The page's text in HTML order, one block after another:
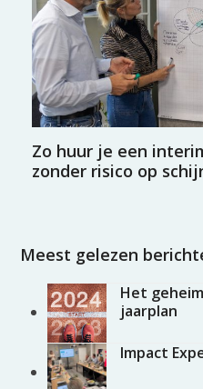
Zo huur je een
zonder risico op
Meest gelezen
Het
jaarplan
Impact